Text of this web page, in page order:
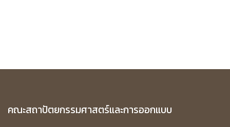
คณะสถาปัตยกรรมศาสตร์และการออกแบบ